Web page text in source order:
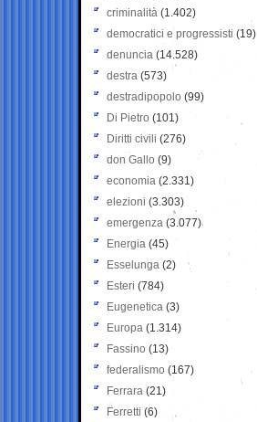
criminalità (1.402)
democratici e progressisti (19)
denuncia (14.528)
destra (573)
destradipopolo (99)
Di Pietro (101)
Diritti civili (276)
don Gallo (9)
economia (2.331)
elezioni (3.303)
emergenza (3.077)
Energia (45)
Esselunga (2)
Esteri (784)
Eugenetica (3)
Europa (1.314)
Fassino (13)
federalismo (167)
Ferrara (21)
Ferretti (6)